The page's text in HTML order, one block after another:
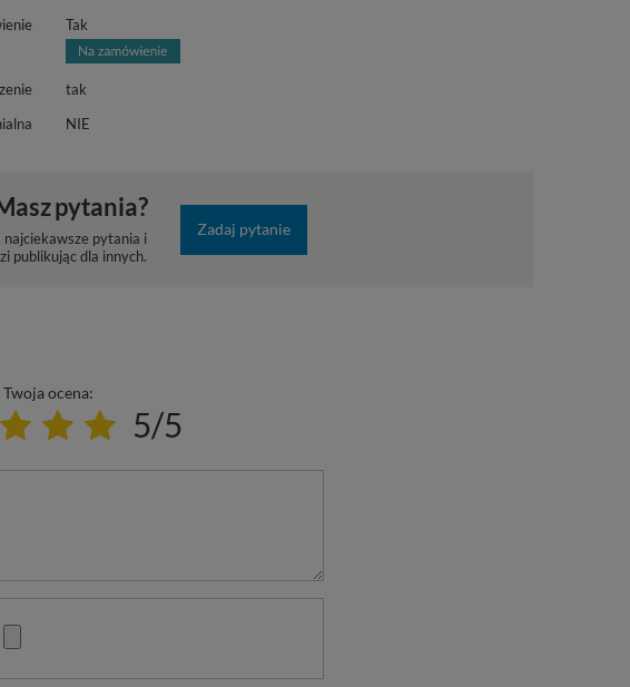
Tak
tak
NIE
pytania?
najciekawsze pytania i
publikując dla innych.
Zadaj pytanie
Twoja ocena:
5/5